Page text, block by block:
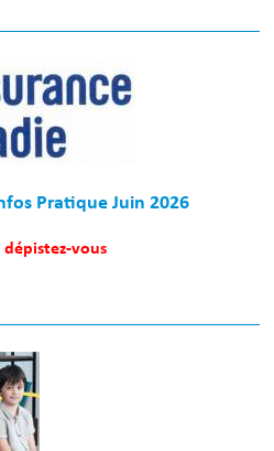
Pratique Juin 2026
vous